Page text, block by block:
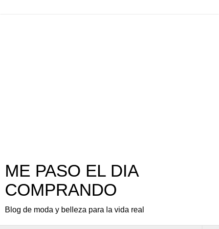
ME PASO EL DIA
COMPRANDO
Blog de moda y belleza para la vida real